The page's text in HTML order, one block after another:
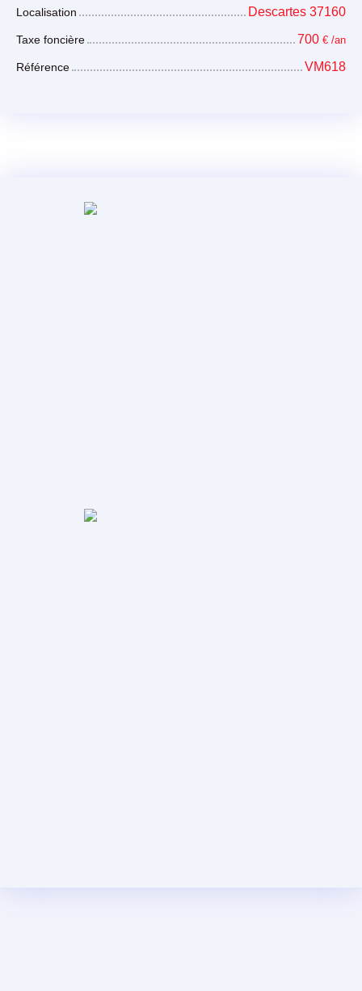
Localisation Descartes 37160
Taxe foncière 700 € /an
Référence VM618